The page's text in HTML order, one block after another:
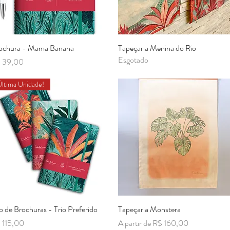
Visualização rápida
- Mama Banana
39,00
Visualização rápida
Tapeçaria Menina do Rio
Esgotado
Visualização rápida
Unidade!
de Brochuras - Trio Preferido
115,00
Visualização rápida
Tapeçaria Monstera
A partir deR$ 160,00
Preço promocional